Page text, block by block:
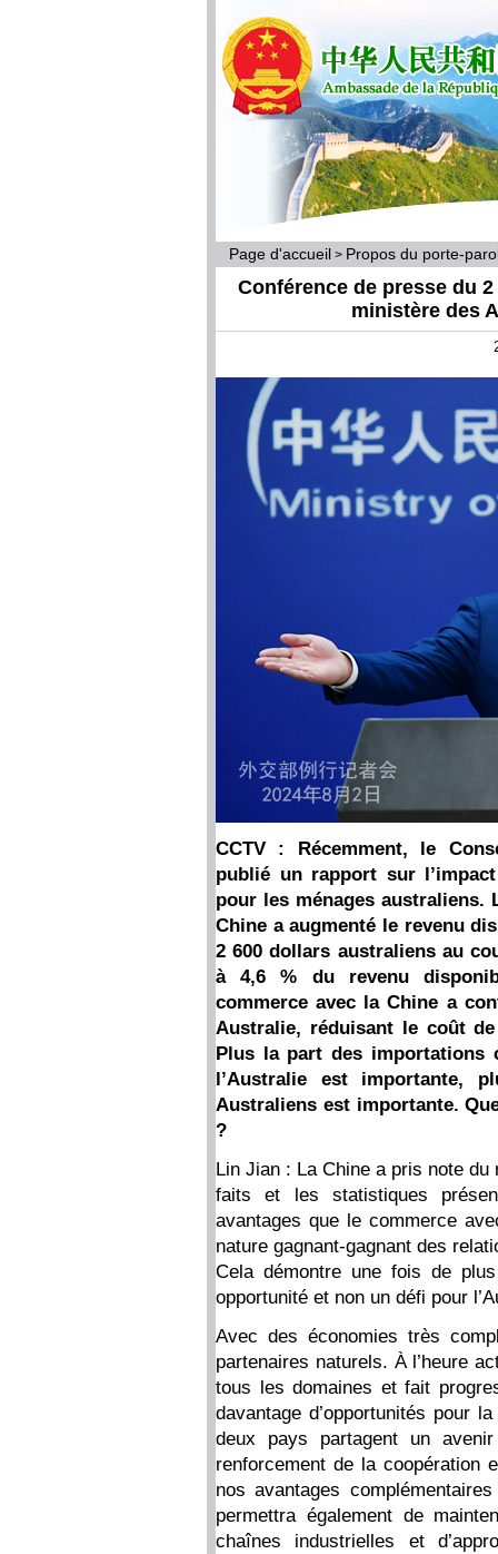
Page d'accueil > Propos du porte-
Conférence de presse du
ministère des
CCTV : Récemment, le
publié un rapport sur
pour les ménages australiens.
Chine a augmenté le revenu
2 600 dollars australiens au
à 4,6 % du revenu
commerce avec la Chine a
Australie, réduisant le coût
Plus la part des importations
l’Australie est importante,
Australiens est importante.
?
Lin Jian : La Chine a pris note du
faits et les statistiques
avantages que le commerce
nature gagnant-gagnant des
Cela démontre une fois de
opportunité et non un défi pour
Avec des économies très
partenaires naturels. À l’heure
tous les domaines et fait
davantage d’opportunités pour
deux pays partagent un
renforcement de la coopération
nos avantages
permettra également de
chaînes industrielles et